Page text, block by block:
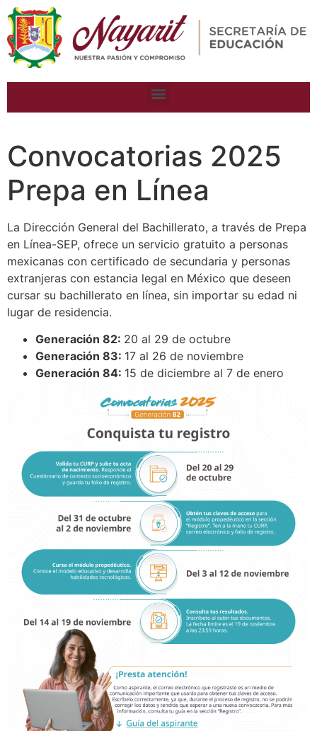
Convocatorias 2025
Prepa en Línea
La Dirección General del Bachillerato, a través de Prepa
en Línea-SEP, ofrece un servicio gratuito a personas
mexicanas con certificado de secundaria y personas
extranjeras con estancia legal en México que deseen
cursar su bachillerato en línea, sin importar su edad ni
lugar de residencia.
Generación 82: 20 al 29 de octubre
Generación 83: 17 al 26 de noviembre
Generación 84: 15 de diciembre al 7 de enero